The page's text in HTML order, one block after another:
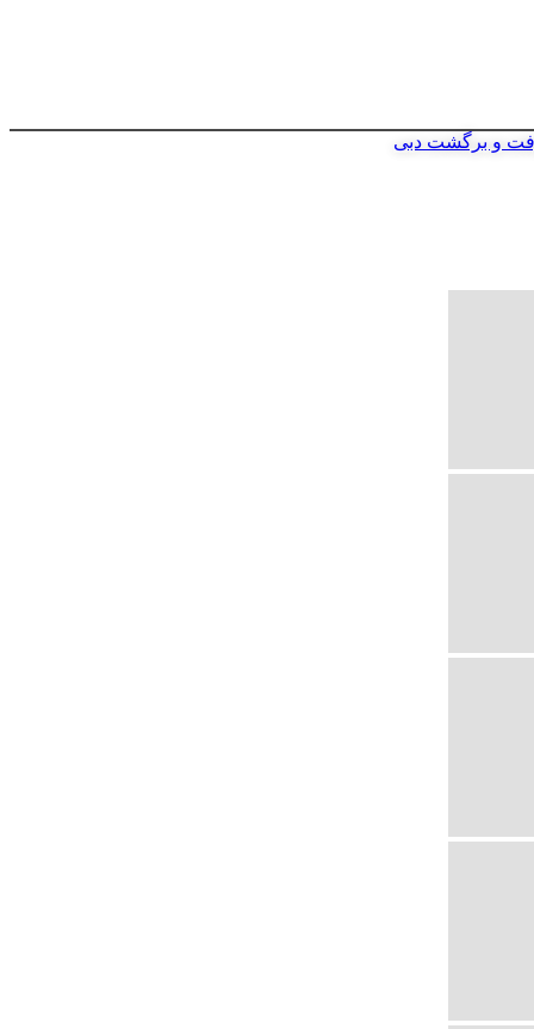
و برگشت دبی